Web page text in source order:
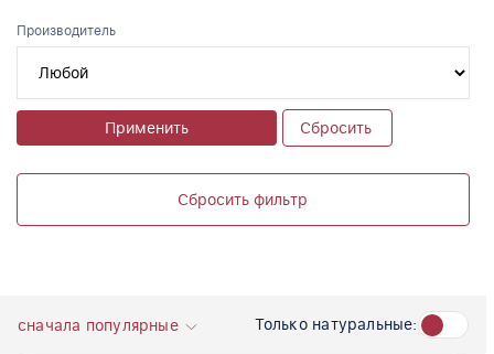
Производитель
Применить Сбросить
Сбросить фильтр
сначала популярные Только натуральные: